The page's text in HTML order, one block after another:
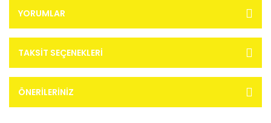
YORUMLAR
TAKSIT SEÇENEKLERI
ÖNERILERINIZ